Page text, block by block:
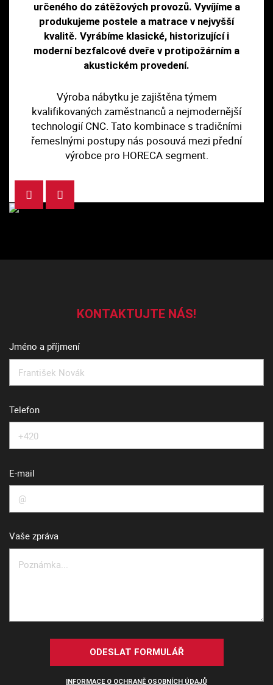
určeného do zátěžových provozů. Vyvíjíme a
produkujeme postele a matrace v nejvyšší
kvalitě. Vyrábíme klasické, historizující i
moderní bezfalcové dveře v protipožárním a
akustickém provedení.
Výroba nábytku je zajištěna týmem
kvalifikovaných zaměstnanců a nejmodernější
technologií CNC. Tato kombinace s tradičními
řemeslnými postupy nás posouvá mezi přední
výrobce pro HORECA segment.
PreviousNext
KONTAKTUJTE NÁS!
Jméno a příjmení
Telefon
E-mail
Vaše zpráva
ODESLAT FORMULÁŘ
INFORMACE O OCHRANĚ OSOBNÍCH ÚDAJŮ